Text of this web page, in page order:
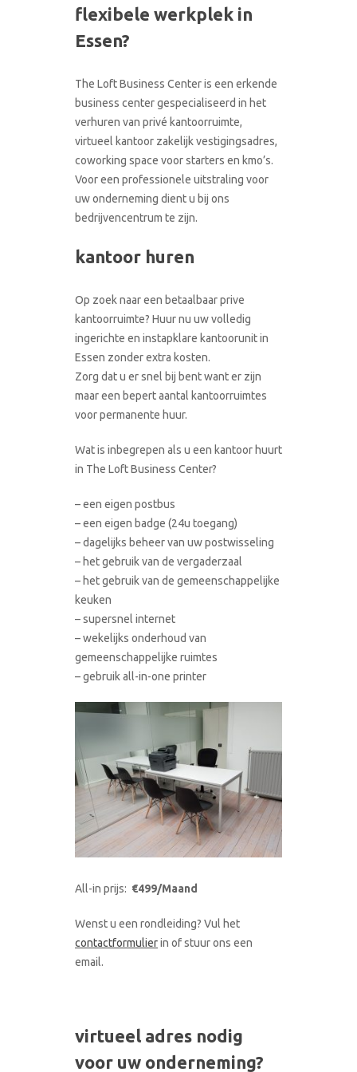
CONTACT
flexibele werkplek in
Essen?
The Loft Business Center is een erkende
business center gespecialiseerd in het
verhuren van privé kantoorruimte,
virtueel kantoor zakelijk vestigingsadres,
coworking space voor starters en kmo’s.
Voor een professionele uitstraling voor
uw onderneming dient u bij ons
bedrijvencentrum te zijn.
kantoor huren
Op zoek naar een betaalbaar prive
kantoorruimte? Huur nu uw volledig
ingerichte en instapklare kantoorunit in
Essen zonder extra kosten.
Zorg dat u er snel bij bent want er zijn
maar een bepert aantal kantoorruimtes
voor permanente huur.
Wat is inbegrepen als u een kantoor huurt
in The Loft Business Center?
– een eigen postbus
– een eigen badge (24u toegang)
– dagelijks beheer van uw postwisseling
– het gebruik van de vergaderzaal
– het gebruik van de gemeenschappelijke
keuken
– supersnel internet
– wekelijks onderhoud van
gemeenschappelijke ruimtes
– gebruik all-in-one printer
All-in prijs: €499/Maand
Wenst u een rondleiding? Vul het
contactformulierin of stuur ons een
email.
virtueel adres nodig
voor uw onderneming?